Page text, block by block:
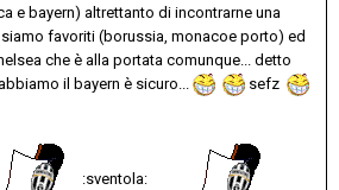
e bayern) altrettanto di incontrarne una
favoriti (borussia, monacoe porto) ed
che è alla portata comunque... detto
il bayern è sicuro...
sefz
:sventola: